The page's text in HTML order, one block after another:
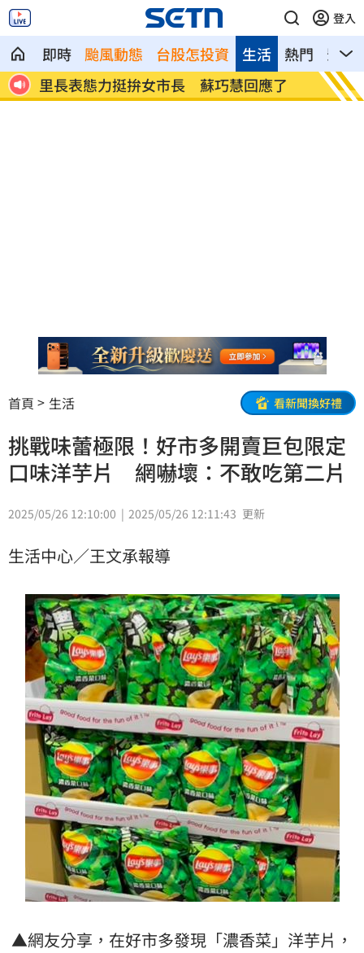
登入
即時 颱風動態 台股怎投資 熱門 影音
生活
女市長 蘇巧慧回應了
年度大潮8/11起連5天 低
水
首頁 生活 看新聞換好禮
挑戰味蕾極限！好市多開賣巨包限定
口味洋芋片 網嚇壞：不敢吃第二片
2025/05/26 12:10:00 2025/05/26 12:11:43 更新
生活中心／王文承報導
▲網友分享，在好市多發現「濃香菜」洋芋片，